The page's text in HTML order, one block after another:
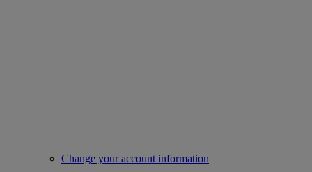
Change your account information